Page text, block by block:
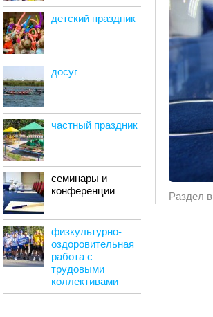
детский праздник
досуг
частный праздник
семинары и
конференции
физкультурно-
оздоровительная
работа с
трудовыми
коллективами
Раздел